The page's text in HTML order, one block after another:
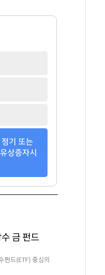
기 또는
상증자시
금 펀드
펀드(ETF) 중심의